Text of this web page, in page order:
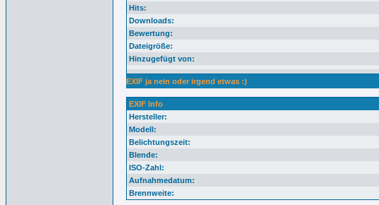
Hits:
Downloads:
Bewertung:
Dateigröße:
Hinzugefügt von:
EXIF ja nein oder irgend etwas :)
EXIF Info
Hersteller:
Modell:
Belichtungszeit:
Blende:
ISO-Zahl:
Aufnahmedatum:
Brennweite: